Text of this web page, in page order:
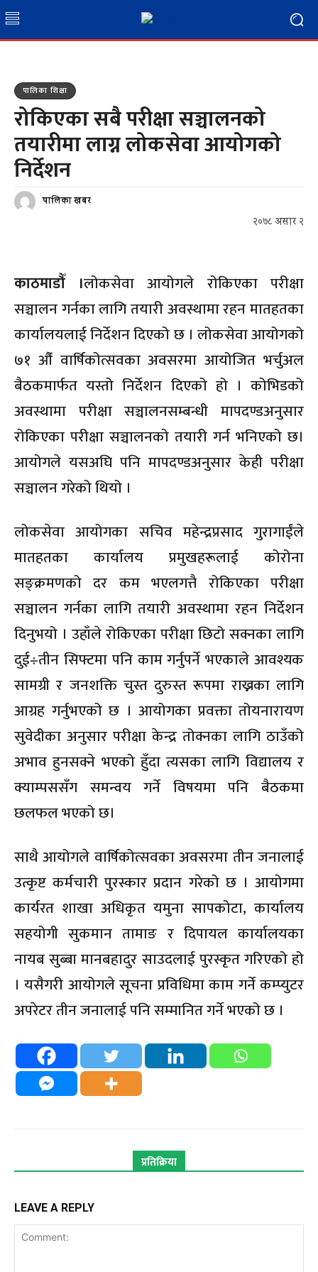
पालिका शिक्षा
रोकिएका सबै परीक्षा सञ्चालनको
तयारीमा लाग्न लोकसेवा आयोगको
निर्देशन
पालिका खबर
२०७८ असार २
काठमाडौँ ।लोकसेवा आयोगले रोकिएका परीक्षा
सञ्चालन गर्नका लागि तयारी अवस्थामा रहन मातहतका
कार्यालयलाई निर्देशन दिएको छ । लोकसेवा आयोगको
७१ औँ वार्षिकोत्सवका अवसरमा आयोजित भर्चुअल
बैठकमार्फत यस्तो निर्देशन दिएको हो । कोभिडको
अवस्थामा परीक्षा सञ्चालनसम्बन्धी मापदण्डअनुसार
रोकिएका परीक्षा सञ्चालनको तयारी गर्न भनिएको छ।
आयोगले यसअघि पनि मापदण्डअनुसार केही परीक्षा
सञ्चालन गरेको थियो ।
लोकसेवा आयोगका सचिव महेन्द्रप्रसाद गुरागाईंले
मातहतका कार्यालय प्रमुखहरूलाई कोरोना
सङ्क्रमणको दर कम भएलगत्तै रोकिएका परीक्षा
सञ्चालन गर्नका लागि तयारी अवस्थामा रहन निर्देशन
दिनुभयो । उहाँले रोकिएका परीक्षा छिटो सक्नका लागि
दुई÷तीन सिफ्टमा पनि काम गर्नुपर्ने भएकाले आवश्यक
सामग्री र जनशक्ति चुस्त दुरुस्त रूपमा राख्नका लागि
आग्रह गर्नुभएको छ । आयोगका प्रवक्ता तोयनारायण
सुवेदीका अनुसार परीक्षा केन्द्र तोक्नका लागि ठाउँको
अभाव हुनसक्ने भएको हुँदा त्यसका लागि विद्यालय र
क्याम्पससँग समन्वय गर्ने विषयमा पनि बैठकमा
छलफल भएको छ।
साथै आयोगले वार्षिकोत्सवका अवसरमा तीन जनालाई
उत्कृष्ट कर्मचारी पुरस्कार प्रदान गरेको छ । आयोगमा
कार्यरत शाखा अधिकृत यमुना सापकोटा, कार्यालय
सहयोगी सुकमान तामाङ र दिपायल कार्यालयका
नायब सुब्बा मानबहादुर साउदलाई पुरस्कृत गरिएको हो
। यसैगरी आयोगले सूचना प्रविधिमा काम गर्ने कम्प्युटर
अपरेटर तीन जनालाई पनि सम्मानित गर्ने भएको छ ।
प्रतिक्रिया
LEAVE A REPLY